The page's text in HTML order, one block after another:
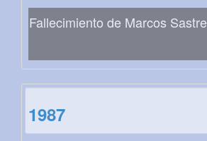
Fallecimiento de Marcos Sastre
1987